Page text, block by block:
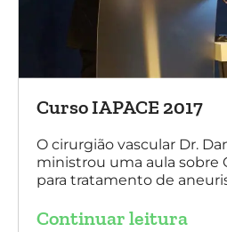
Curso IAPACE 2017
O cirurgião vascular Dr.
ministrou uma aula sobre
para tratamento de
2017). Agradecemos a
Continuar leitura